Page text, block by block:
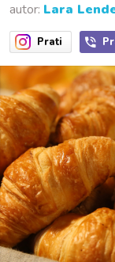
autor: Lara
Prati